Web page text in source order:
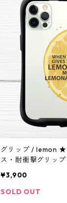
グリップ / lemon ★
ス・耐衝撃グリッ
¥3,900
SOLD OUT